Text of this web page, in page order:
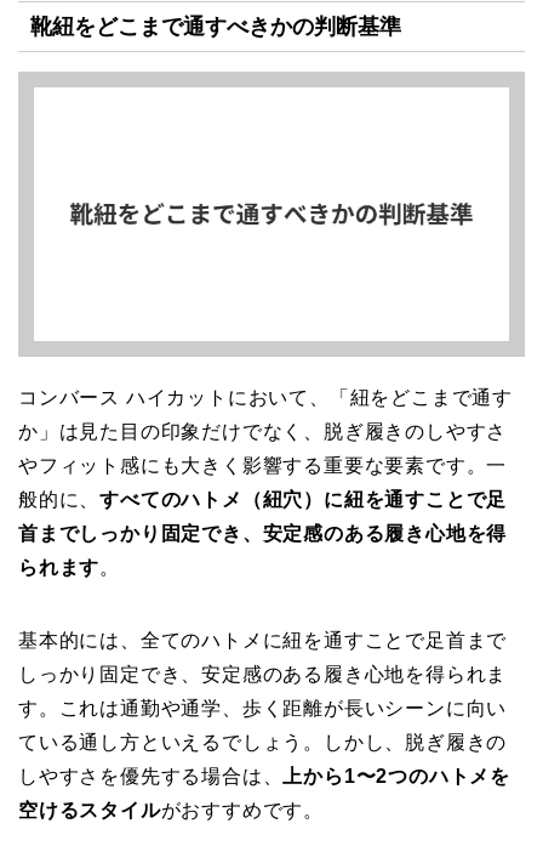
靴紐をどこまで通すべきかの判断基準
コンバース ハイカットにおいて、「紐をどこまで通す
か」は見た目の印象だけでなく、脱ぎ履きのしやすさ
やフィット感にも大きく影響する重要な要素です。一
般的に、すべてのハトメ（紐穴）に紐を通すことで足
首までしっかり固定でき、安定感のある履き心地を得
られます。
基本的には、全てのハトメに紐を通すことで足首まで
しっかり固定でき、安定感のある履き心地を得られま
す。これは通勤や通学、歩く距離が長いシーンに向い
ている通し方といえるでしょう。しかし、脱ぎ履きの
しやすさを優先する場合は、
上から1〜2つのハトメを
空けるスタイルがおすすめです。